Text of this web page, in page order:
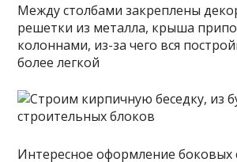
Между столбами закреплены
решетки из металла, крыша
колоннами, из-за чего вся
более легкой
Интересное оформление боковых